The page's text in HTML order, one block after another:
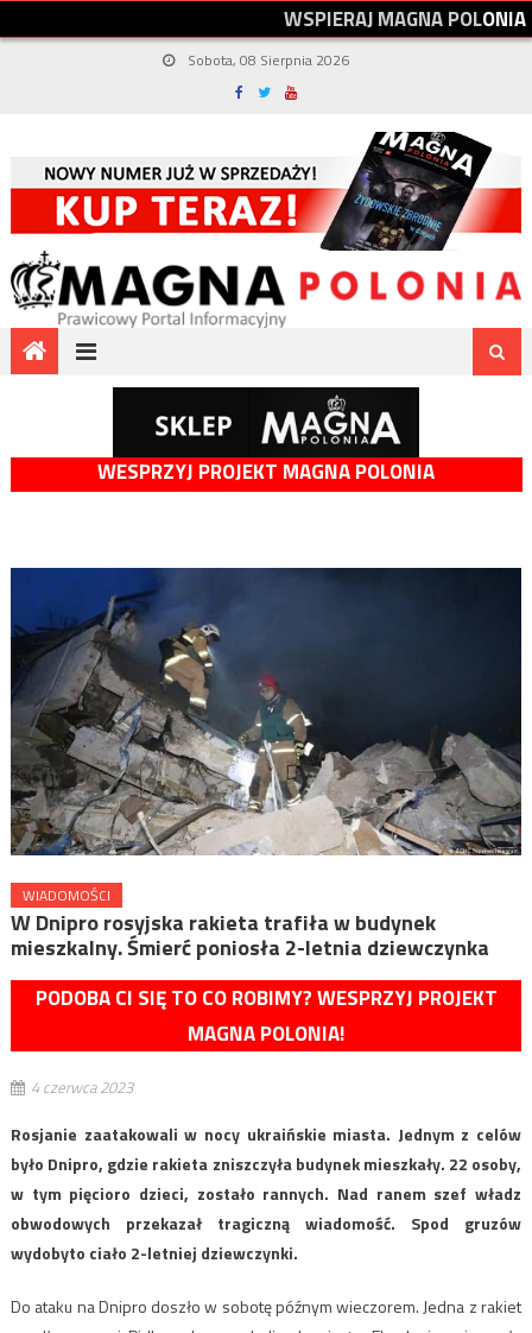
WSPIERAJMAGNAPOLONIA
Sobota, 08 Sierpnia 2026
WESPRZYJ PROJEKT MAGNA POLONIA
WIADOMOŚCI
W Dnipro rosyjska rakieta trafiła w budynek
mieszkalny. Śmierć poniosła 2-letnia dziewczynka
PODOBA CI SIĘ TO CO ROBIMY? WESPRZYJ PROJEKT
MAGNA POLONIA!
4 czerwca 2023
Rosjanie zaatakowali w nocy ukraińskie miasta. Jednym z celów
było Dnipro, gdzie rakieta zniszczyła budynek mieszkały. 22 osoby,
w tym pięcioro dzieci, zostało rannych. Nad ranem szef władz
obwodowych przekazał tragiczną wiadomość. Spod gruzów
wydobyto ciało 2-letniej dziewczynki.
Do ataku na Dnipro doszło w sobotę późnym wieczorem. Jedna z rakiet